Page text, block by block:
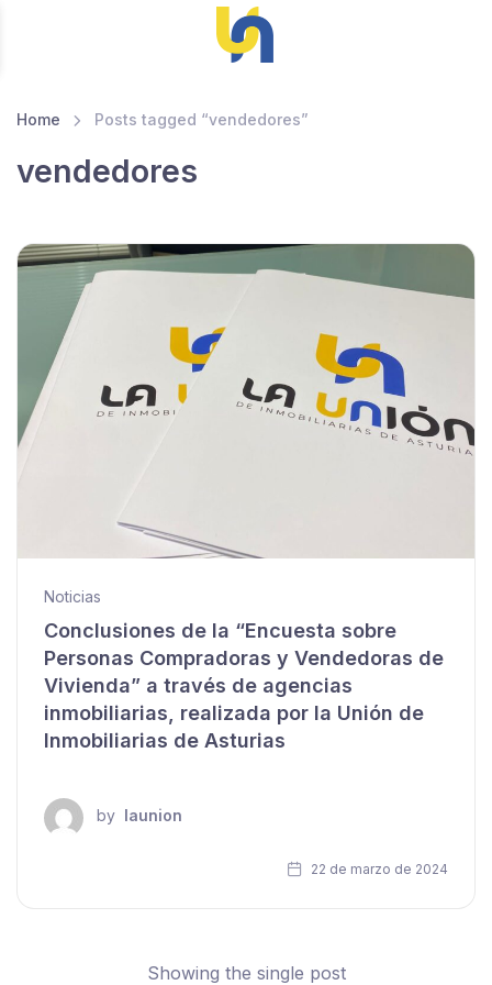
Home Posts tagged “vendedores”
vendedores
Noticias
Conclusiones de la “Encuesta sobre
Personas Compradoras y Vendedoras de
Vivienda” a través de agencias
inmobiliarias, realizada por la Unión de
Inmobiliarias de Asturias
by launion
22 de marzo de 2024
Showing the single post